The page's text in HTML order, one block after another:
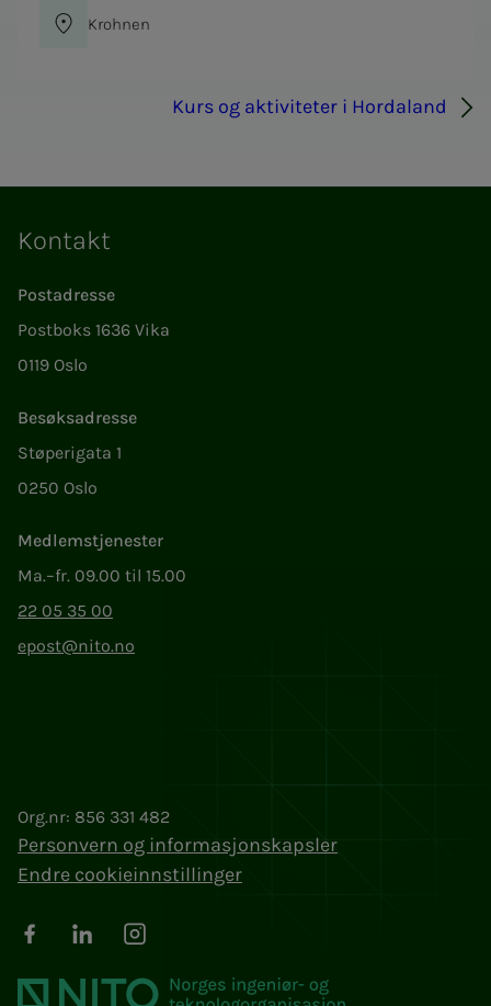
Krohnen
Kurs og aktiviteter i Hordaland
Kontakt
Postadresse
Postboks 1636 Vika
0119 Oslo
Besøksadresse
Støperigata 1
0250 Oslo
Medlemstjenester
Ma.–fr. 09.00 til 15.00
22 05 35 00
epost@nito.no
Org.nr: 856 331 482
Personvern og informasjonskapsler
Endre cookieinnstillinger
FacebookLinkedInInstagram